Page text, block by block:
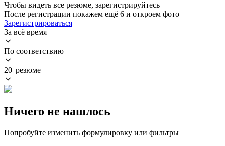
Чтобы видеть все резюме, зарегистрируйтесь
После регистрации покажем ещё 6 и откроем фото
Зарегистрироваться
За всё время
По соответствию
20 резюме
Ничего не нашлось
Попробуйте изменить формулировку или фильтры